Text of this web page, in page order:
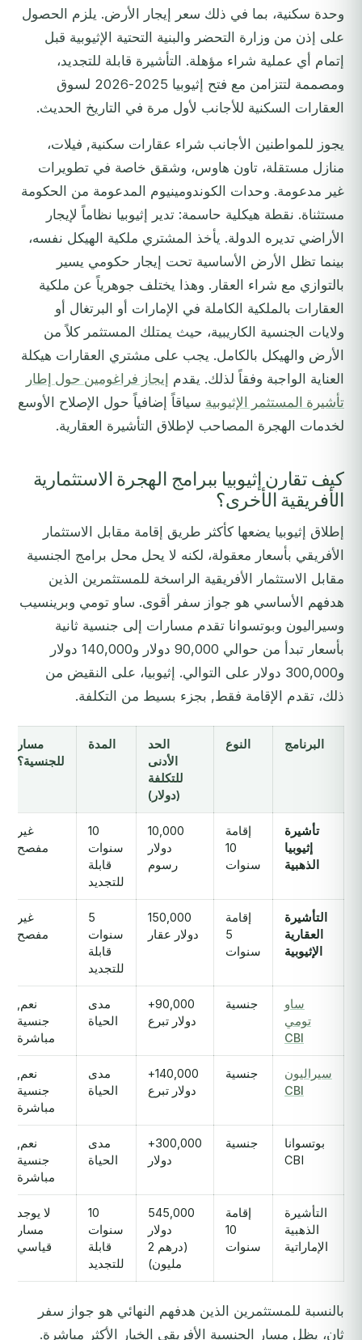
وحدة سكنية، بما في ذلك سعر إيجار الأرض. يلزم الحصول
على إذن من وزارة التحضر والبنية التحتية الإثيوبية قبل
إتمام أي عملية شراء مؤهلة. التأشيرة قابلة للتجديد،
ومصممة لتتزامن مع فتح إثيوبيا 2025-2026 لسوق
العقارات السكنية للأجانب لأول مرة في التاريخ الحديث.
يجوز للمواطنين الأجانب شراء عقارات سكنية, فيلات،
منازل مستقلة، تاون هاوس، وشقق خاصة في تطويرات
غير مدعومة. وحدات الكوندومينيوم المدعومة من الحكومة
مستثناة. نقطة هيكلية حاسمة: تدير إثيوبيا نظاماً لإيجار
الأراضي تديره الدولة. يأخذ المشتري ملكية الهيكل نفسه،
بينما تظل الأرض الأساسية تحت إيجار حكومي يسير
بالتوازي مع شراء العقار. وهذا يختلف جوهرياً عن ملكية
العقارات بالملكية الكاملة في الإمارات أو البرتغال أو
ولايات الجنسية الكاريبية، حيث يمتلك المستثمر كلاً من
الأرض والهيكل بالكامل. يجب على مشتري العقارات هيكلة
العناية الواجبة وفقاً لذلك. يقدم إيجاز فراغومين حول إطار
تأشيرة المستثمر الإثيوبية سياقاً إضافياً حول الإصلاح الأوسع
لخدمات الهجرة المصاحب لإطلاق التأشيرة العقارية.
كيف تقارن إثيوبيا ببرامج الهجرة الاستثمارية
الأفريقية الأخرى؟
إطلاق إثيوبيا يضعها كأكثر طريق إقامة مقابل الاستثمار
الأفريقي بأسعار معقولة، لكنه لا يحل محل برامج الجنسية
مقابل الاستثمار الأفريقية الراسخة للمستثمرين الذين
هدفهم الأساسي هو جواز سفر أقوى. ساو تومي وبرينسيب
وسيراليون وبوتسوانا تقدم مسارات إلى جنسية ثانية
بأسعار تبدأ من حوالي 90,000 دولار و140,000 دولار
و300,000 دولار على التوالي. إثيوبيا، على النقيض من
ذلك، تقدم الإقامة فقط, بجزء بسيط من التكلفة.
البرنامج النوع
الحد
الأدنى
للتكلفة
(دولار)
المدة
مسار
للجنسية؟
تأشيرة
إثيوبيا
الذهبية
إقامة
10
سنوات
10,000
دولار
رسوم
10
سنوات
قابلة
للتجديد
غير
مفصح
التأشيرة
العقارية
الإثيوبية
إقامة
5
سنوات
150,000
دولار عقار
5
سنوات
قابلة
للتجديد
غير
مفصح
ساو
تومي
CBI
جنسية
90,000+
دولار تبرع
مدى
الحياة
نعم,
جنسية
مباشرة
سيراليون
CBI
جنسية
140,000+
دولار تبرع
مدى
الحياة
نعم,
جنسية
مباشرة
بوتسوانا
CBI
جنسية
300,000+
دولار
مدى
الحياة
نعم,
جنسية
مباشرة
التأشيرة
الذهبية
الإماراتية
إقامة
10
سنوات
545,000
دولار
(درهم 2
مليون)
10
سنوات
قابلة
للتجديد
لا يوجد
مسار
قياسي
بالنسبة للمستثمرين الذين هدفهم النهائي هو جواز سفر
ثانٍ، يظل مسار الجنسية الأفريقي الخيار الأكثر مباشرة.